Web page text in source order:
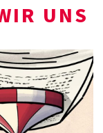
UNS